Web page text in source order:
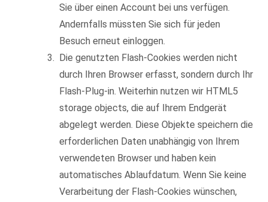
Sie über einen Account bei uns verfügen.
Andernfalls müssten Sie sich für jeden
Besuch erneut einloggen.
Die genutzten Flash-Cookies werden nicht
durch Ihren Browser erfasst, sondern durch Ihr
Flash-Plug-in. Weiterhin nutzen wir HTML5
storage objects, die auf Ihrem Endgerät
abgelegt werden. Diese Objekte speichern die
erforderlichen Daten unabhängig von Ihrem
verwendeten Browser und haben kein
automatisches Ablaufdatum. Wenn Sie keine
Verarbeitung der Flash-Cookies wünschen,